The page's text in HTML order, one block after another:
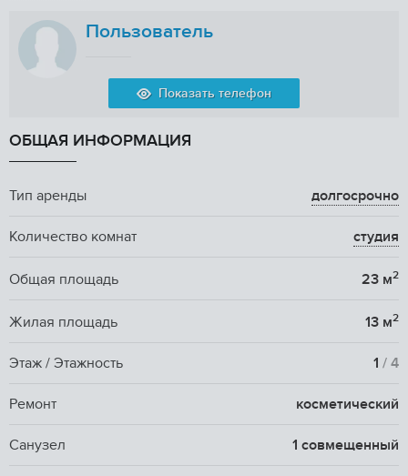
Пользователь
Показать телефон
ОБЩАЯ ИНФОРМАЦИЯ
Тип аренды долгосрочно
Количество комнат студия
Общая площадь 23 м2
Жилая площадь 13 м2
Этаж / Этажность 1 / 4
Ремонт косметический
Санузел 1 совмещенный